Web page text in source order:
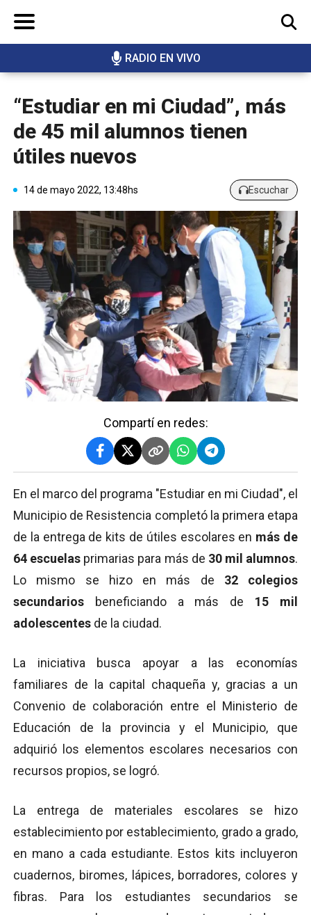
RADIO EN VIVO
BUSCAR
“Estudiar en mi Ciudad”, más
de 45 mil alumnos tienen
útiles nuevos
14 de mayo 2022, 13:48hs Escuchar
Compartí en redes:
En el marco del programa "Estudiar en mi Ciudad", el
Municipio de Resistencia completó la primera etapa
de la entrega de kits de útiles escolares en más de
64 escuelas primarias para más de 30 mil alumnos.
Lo mismo se hizo en más de 32 colegios
secundarios beneficiando a más de 15 mil
adolescentes de la ciudad.
La iniciativa busca apoyar a las economías
familiares de la capital chaqueña y, gracias a un
Convenio de colaboración entre el Ministerio de
Educación de la provincia y el Municipio, que
adquirió los elementos escolares necesarios con
recursos propios, se logró.
La entrega de materiales escolares se hizo
establecimiento por establecimiento, grado a grado,
en mano a cada estudiante. Estos kits incluyeron
cuadernos, biromes, lápices, borradores, colores y
fibras. Para los estudiantes secundarios se